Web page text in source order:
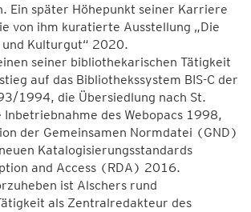
Ein später Höhepunkt seiner Karriere
von ihm kuratierte Ausstellung „Die
und Kulturgut“ 2020.
seiner bibliothekarischen Tätigkeit
auf das Bibliothekssystem BIS-C der
1994, die Übersiedlung nach St.
des Webopacs 1998,
der Gemeinsamen Normdatei (GND)
Katalogisierungsstandards
and Access (RDA) 2016.
ist Alschers rund
als Zentralredakteur des